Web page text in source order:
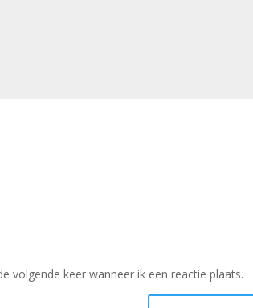
volgende keer wanneer ik een reactie plaats.